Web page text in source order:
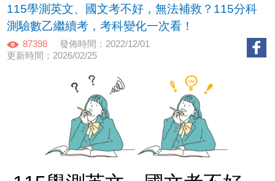
115學測英文、國文考不好，無法補救？115分科
測驗數乙繼續考，考科變化一次看！
87398
發佈時間：2022/12/01
更新時間：2026/02/25